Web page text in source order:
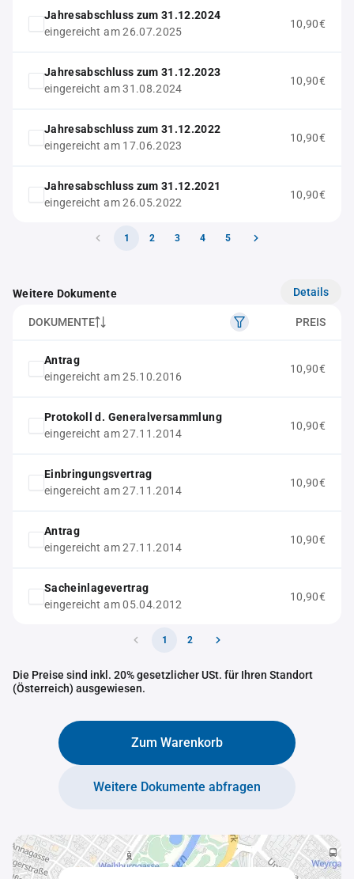
Jahresabschluss zum 31.12.2024
eingereicht am 26.07.2025
10,90€
Jahresabschluss zum 31.12.2023
eingereicht am 31.08.2024
10,90€
Jahresabschluss zum 31.12.2022
eingereicht am 17.06.2023
10,90€
Jahresabschluss zum 31.12.2021
eingereicht am 26.05.2022
10,90€
1 2 3 4 5
Weitere Dokumente Details
DOKUMENTE PREIS
Antrag
eingereicht am 25.10.2016
10,90€
Protokoll d. Generalversammlung
eingereicht am 27.11.2014
10,90€
Einbringungsvertrag
eingereicht am 27.11.2014
10,90€
Antrag
eingereicht am 27.11.2014
10,90€
Sacheinlagevertrag
eingereicht am 05.04.2012
10,90€
1 2
Die Preise sind inkl. 20% gesetzlicher USt. für Ihren Standort
(Österreich) ausgewiesen.
Zum Warenkorb
Weitere Dokumente abfragen